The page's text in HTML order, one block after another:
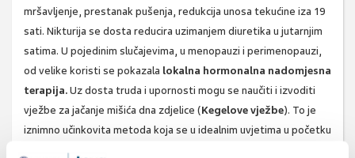
mršavljenje, prestanak pušenja, redukcija unosa tekućine iza 19
sati. Nikturija se dosta reducira uzimanjem diuretika u jutarnjim
satima. U pojedinim slučajevima, u menopauzi i perimenopauzi,
od velike koristi se pokazala lokalna hormonalna nadomjesna
terapija.Uz dosta truda i upornosti mogu se naučiti i izvoditi
vježbe za jačanje mišića dna zdjelice (Kegelove vježbe). To je
iznimno učinkovita metoda koja se u idealnim uvjetima u početku
izvodi uz nadzor stručne osobe i onda potom nastavlja